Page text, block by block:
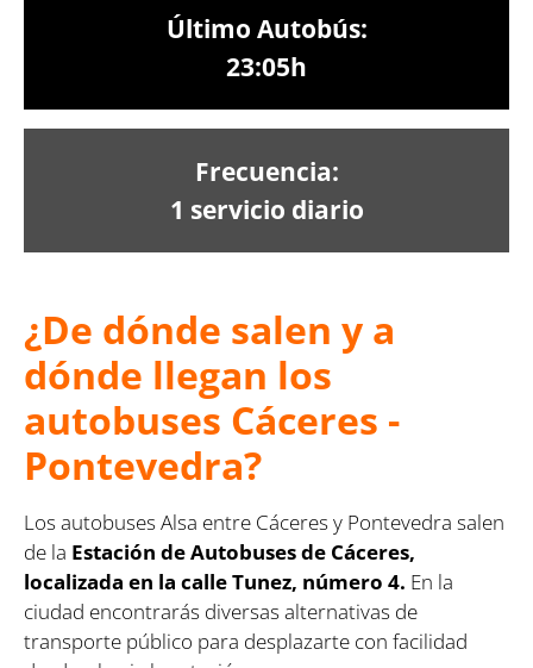
Último Autobús:
23:05h
Frecuencia:
1 servicio diario
¿De dónde salen y a
dónde llegan los
autobuses Cáceres -
Pontevedra?
Los autobuses Alsa entre Cáceres y Pontevedra salen
de la Estación de Autobuses de Cáceres,
localizada en la calle Tunez, número 4. En la
ciudad encontrarás diversas alternativas de
transporte público para desplazarte con facilidad